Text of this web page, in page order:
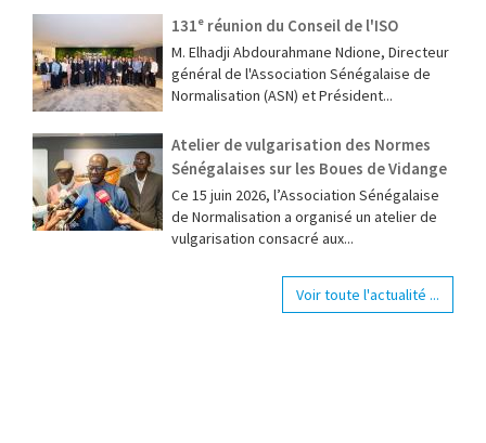
131ᵉ réunion du Conseil de l'ISO
M. Elhadji Abdourahmane Ndione, Directeur
général de l'Association Sénégalaise de
Normalisation (ASN) et Président...
Atelier de vulgarisation des Normes
Sénégalaises sur les Boues de Vidange
Ce 15 juin 2026, l’Association Sénégalaise
de Normalisation a organisé un atelier de
vulgarisation consacré aux...
Voir toute l'actualité ...